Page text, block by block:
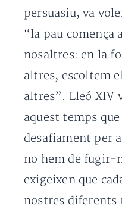
persuasiu, va
“la pau comença
nosaltres: en la
altres, escoltem
altres”. Lleó XIV
aquest temps
desafiament per
no hem de fugir-
exigeixen que
nostres diferents